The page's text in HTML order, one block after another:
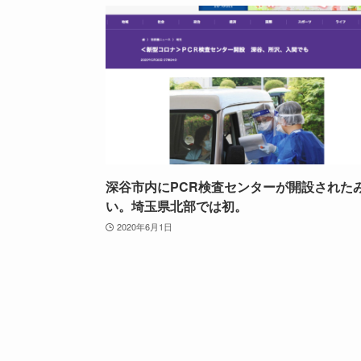
深谷市内にPCR検査センターが開設された
い。埼玉県北部では初。
2020年6月1日